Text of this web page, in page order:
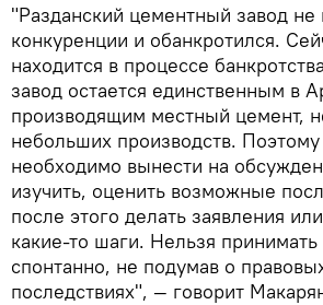
"Разданский цементный завод
конкуренции и обанкротился.
находится в процессе
завод остается единственным в
производящим местный цемент,
небольших производств.
необходимо вынести на
изучить, оценить возможные
после этого делать заявления
какие-то шаги. Нельзя
спонтанно, не подумав о
последствиях", — говорит